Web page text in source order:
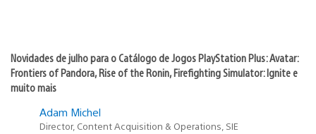
Novidades de julho para o Catálogo de Jogos PlayStation Plus: Avatar:
Frontiers of Pandora, Rise of the Ronin, Firefighting Simulator: Ignite e
muito mais
Adam Michel
Director, Content Acquisition & Operations, SIE